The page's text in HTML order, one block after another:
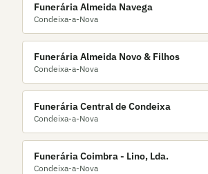
Funerária Almeida Navega
Condeixa-a-Nova
Funerária Almeida Novo & Filhos
Condeixa-a-Nova
Funerária Central de Condeixa
Condeixa-a-Nova
Funerária Coimbra - Lino, Lda.
Condeixa-a-Nova